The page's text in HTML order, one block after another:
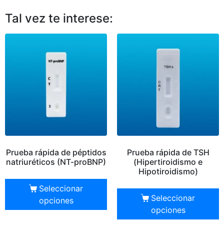
Tal vez te interese:
Prueba rápida de péptidos
natriuréticos (NT-proBNP)
Seleccionar
opciones
Prueba rápida de TSH
(Hipertiroidismo e
Hipotiroidismo)
Seleccionar
opciones